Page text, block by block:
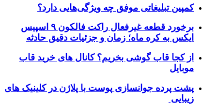
کمپین تبلیغاتی موفق چه ویژگی‌هایی دارد؟
برخورد قطعه غیرفعال راکت فالکون ۹ اسپیس
ایکس به کره ماه؛ زمان و جزئیات دقیق حادثه
از کجا قاب گوشی بخریم؟ کانال های خرید قاب
موبایل
پشت پرده جوانسازی پوست با پلاژن در کلینیک های
زیبایی